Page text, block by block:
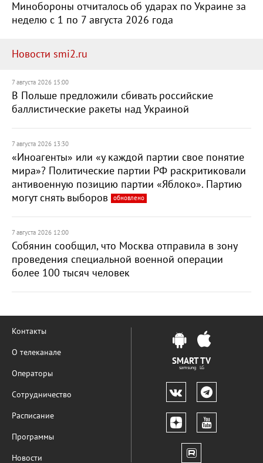
Минобороны отчиталось об ударах по Украине за
неделю с 1 по 7 августа 2026 года
Новости smi2.ru
7 августа 2026 15:00
В Польше предложили сбивать российские
баллистические ракеты над Украиной
7 августа 2026 13:30
«Иноагенты» или «у каждой партии свое понятие
мира»? Политические партии РФ раскритиковали
антивоенную позицию партии «Яблоко». Партию
могут снять выборов
обновлено
7 августа 2026 12:00
Собянин сообщил, что Москва отправила в зону
проведения специальной военной операции
более 100 тысяч человек
Контакты
О телеканале
Операторы
Сотрудничество
Расписание
Программы
Новости
SMART TV
samsung LG